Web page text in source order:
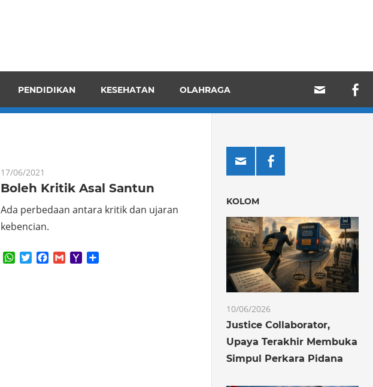
PENDIDIKAN KESEHATAN OLAHRAGA
17/06/2021
Boleh Kritik Asal Santun
Ada perbedaan antara kritik dan ujaran
kebencian.
WhatsApp
TwitterFacebook
GmailYahoo
KOLOM
10/06/2026
Justice Collaborator,
Upaya Terakhir Membuka
Simpul Perkara Pidana